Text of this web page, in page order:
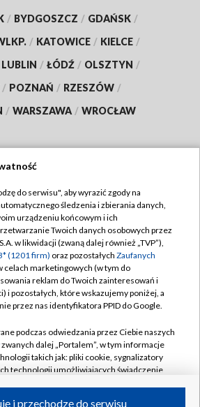
/ BYDGOSZCZ / GDAŃSK /
/ KATOWICE / KIELCE /
LUBLIN / ŁÓDŹ / OLSZTYN /
/ POZNAŃ / RZESZÓW /
/ WARSZAWA / WROCŁAW
TVP
TVP
Cyfrowa
Regulamin TVP
prywatności
Moje zgody
Pomoc
Kontakt
Kanały
do serwisu", aby wyrazić zgody na
śledzenia i zbierania danych,
urządzeniu końcowym i ich
Twoich danych osobowych przez
w likwidacji (zwaną dalej również „TVP”),
(1201 firm) oraz pozostałych Zaufanych
celach marketingowych (w tym do
reklam do Twoich zainteresowań i
i pozostałych, które wskazujemy poniżej, a
przez nas identyfikatora PPID do Google.
podczas odwiedzania przez Ciebie naszych
zwanych dalej „Portalem”, w tym informacje
takich jak: pliki cookie, sygnalizatory
technologii umożliwiających świadczenie
i przechodzę do serwisu